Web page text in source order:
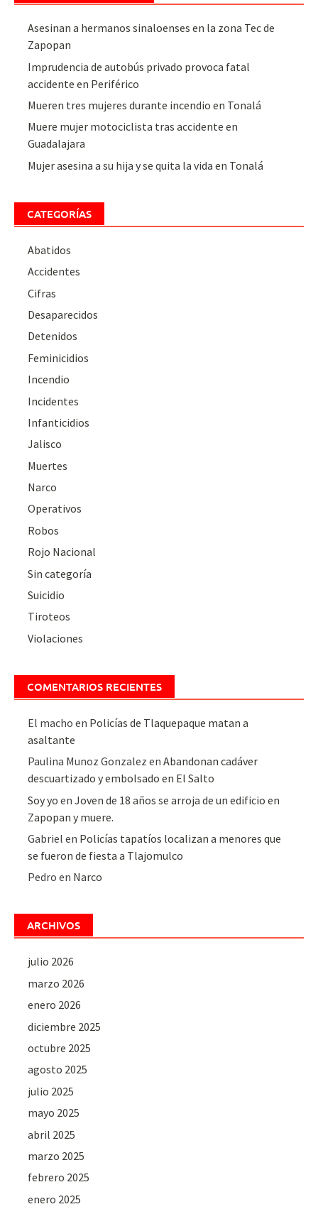
Asesinan a hermanos sinaloenses en la zona Tec de
Zapopan
Imprudencia de autobús privado provoca fatal
accidente en Periférico
Mueren tres mujeres durante incendio en Tonalá
Muere mujer motociclista tras accidente en
Guadalajara
Mujer asesina a su hija y se quita la vida en Tonalá
CATEGORÍAS
Abatidos
Accidentes
Cifras
Desaparecidos
Detenidos
Feminicidios
Incendio
Incidentes
Infanticidios
Jalisco
Muertes
Narco
Operativos
Robos
Rojo Nacional
Sin categoría
Suicidio
Tiroteos
Violaciones
COMENTARIOS RECIENTES
El macho en Policías de Tlaquepaque matan a
asaltante
Paulina Munoz Gonzalez enAbandonan cadáver
descuartizado y embolsado en El Salto
Soy yo enJoven de 18 años se arroja de un edificio en
Zapopan y muere.
Gabriel en Policías tapatíos localizan a menores que
se fueron de fiesta a Tlajomulco
Pedro en Narco
ARCHIVOS
julio 2026
marzo 2026
enero 2026
diciembre 2025
octubre 2025
agosto 2025
julio 2025
mayo 2025
abril 2025
marzo 2025
febrero 2025
enero 2025